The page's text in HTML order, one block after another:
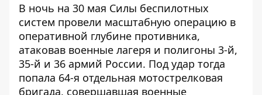
В ночь на 30 мая Силы беспилотных
систем провели масштабную операцию в
оперативной глубине противника,
атаковав военные лагеря и полигоны 3-й,
35-й и 36 армий России. Под удар тогда
попала 64-я отдельная мотострелковая
бригада, совершавшая военные